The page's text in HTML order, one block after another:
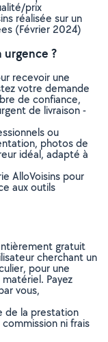
prix
réalisée sur un
(Février 2024)
urgence ?
recevoir une
votre demande
de confiance,
de livraison -
ou
photos de
idéal, adapté à
AlloVoisins pour
aux outils
gratuit
cherchant un
pour une
Payez
vous,
de la prestation
ni frais